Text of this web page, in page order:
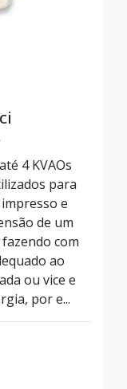
4 KVAOs
para
e
de um
com
ao
ou vice e
por e...